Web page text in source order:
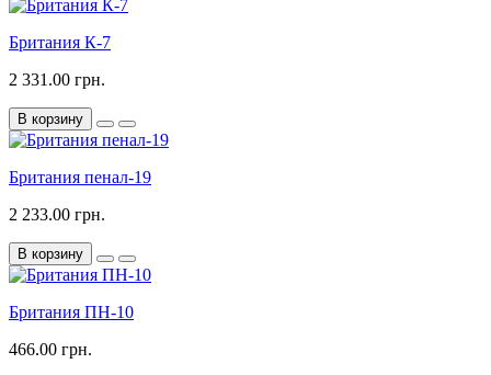
Британия К-7
2 331.00 грн.
В корзину
Британия пенал-19
2 233.00 грн.
В корзину
Британия ПН-10
466.00 грн.